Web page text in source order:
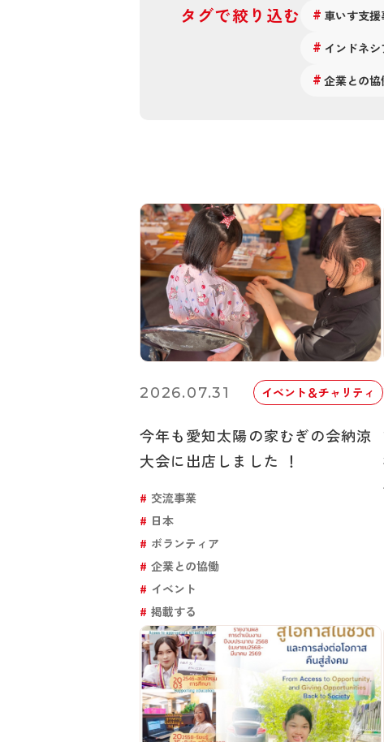
タグで絞り込む 車いす支援
インドネシ
企業との協
2026.07.31 イベント＆チャリティ
今年も愛知太陽の家むぎの会納涼
大会に出店しました ！
交流事業
日本
ボランティア
企業との協働
イベント
掲載する